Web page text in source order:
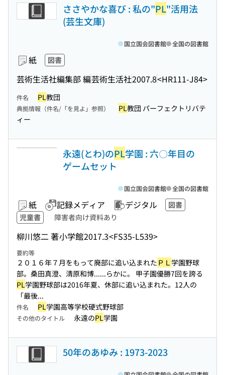
ささやかな喜び : 私の"PL"活用法
(芸生文庫)
紙 図書
芸術生活社編集部 編芸術生活社2007.8<HR111-J84>
国立国会図書館 全国の図書館
件名 PL教団
典拠情報（件名/「を見よ」参照） PL教団 パーフェクトリバテ
ィー
永遠(とわ)のPL学園 : 六〇年目の
ゲームセット
紙 記録メディア デジタル
図書
児童書
障害者向け資料あり
柳川悠二 著小学館2017.3<FS35-L539>
国立国会図書館 全国の図書館
要約等
２０１６年７月をもって廃部に追い込まれた ＰＬ学園野球
部。桑田真澄、清原和博......らかに。 甲子園優勝7回を誇る
PL学園野球部は2016年夏、休部に追い込まれた。12人の
「最後...
件名 PL学園高等学校硬式野球部
その他のタイトル 永遠のPL学園
50年のあゆみ : 1973-2023